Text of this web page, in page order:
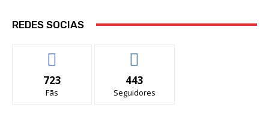
REDES SOCIAS
723
Fãs
443
Seguidores